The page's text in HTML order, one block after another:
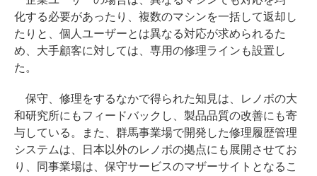
化する必要があったり、複数のマシンを一括して返却し
たりと、個人ユーザーとは異なる対応が求められるた
め、大手顧客に対しては、専用の修理ラインも設置し
た。
保守、修理をするなかで得られた知見は、レノボの大
和研究所にもフィードバックし、製品品質の改善にも寄
与している。また、群馬事業場で開発した修理履歴管理
システムは、日本以外のレノボの拠点にも展開させてお
り、同事業場は、保守サービスのマザーサイトとなるこ